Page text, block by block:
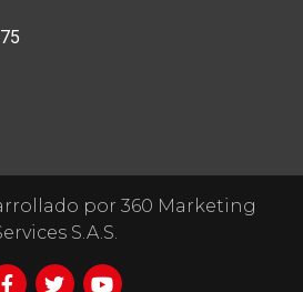
por 360 Marketing
S.A.S.